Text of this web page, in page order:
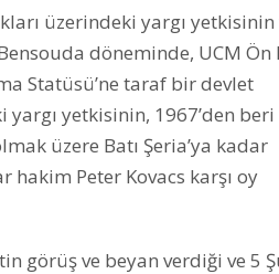
üzerindeki yargı
döneminde, UCM Ön
Statüsü’ne taraf bir devlet
yetkisinin, 1967’den
üzere Batı Şeria’ya kadar
hakim Peter Kovacs karşı oy
görüş ve beyan verdiği ve 5